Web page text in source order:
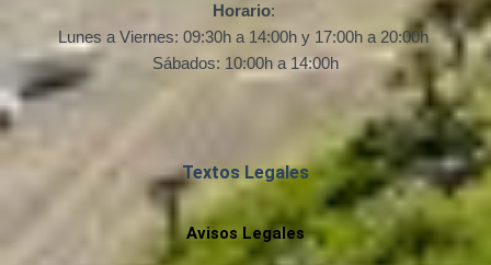
Horario:
Lunes a Viernes: 09:30h a 14:00h y 17:00h a 20:00h
Sábados: 10:00h a 14:00h
Textos Legales
Avisos Legales